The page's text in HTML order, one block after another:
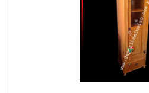
também consiste em um item
elegante que se coloca como
composição de espaço,
originalidade e estilo
possui um estilo mais clássico
ser acabado de maneira
descascada, o aparador